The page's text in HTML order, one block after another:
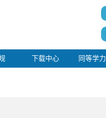
下载中心 同等学